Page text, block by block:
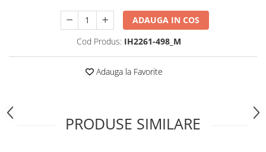
ADAUGA IN COS
Cod Produs: IH2261-498_M
Adauga la Favorite
PRODUSE SIMILARE